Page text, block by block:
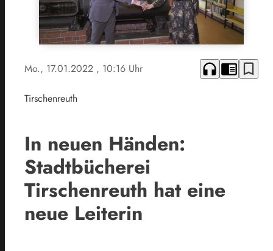
Mo., 17.01.2022 , 10:16 Uhr headphones chrome_reader_mode bookmark_border
Tirschenreuth
In neuen Händen:
Stadtbücherei
Tirschenreuth hat eine
neue Leiterin